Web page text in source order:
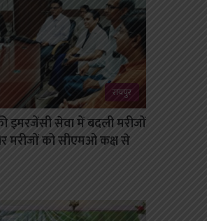
रायपुर
इमरजेंसी सेवा में बदली मरीजों
मरीजों को सीएमओ कक्ष से